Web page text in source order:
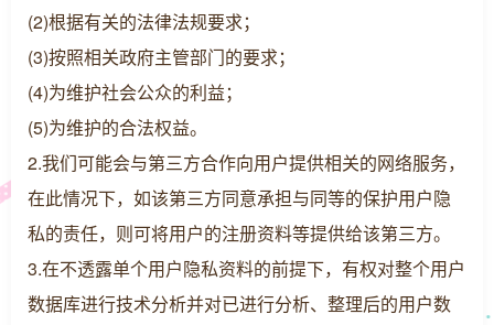
(2)根据有关的法律法规要求；
(3)按照相关政府主管部门的要求；
(4)为维护社会公众的利益；
(5)为维护的合法权益。
2.我们可能会与第三方合作向用户提供相关的网络服务，
在此情况下，如该第三方同意承担与同等的保护用户隐
私的责任，则可将用户的注册资料等提供给该第三方。
3.在不透露单个用户隐私资料的前提下，有权对整个用户
数据库进行技术分析并对已进行分析、整理后的用户数